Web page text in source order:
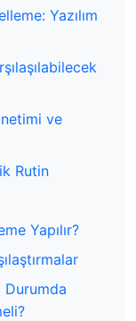
Yazılım
ve
Rutin
Yapılır?
Durumda